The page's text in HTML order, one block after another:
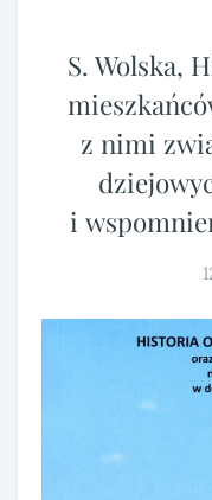
S. Wolska,
z nimi
i